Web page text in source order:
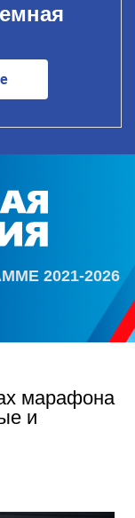
2021-2026
марафона
и